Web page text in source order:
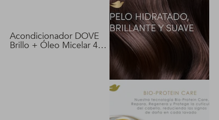
Acondicionador DOVE
Brillo + Óleo Micelar 400